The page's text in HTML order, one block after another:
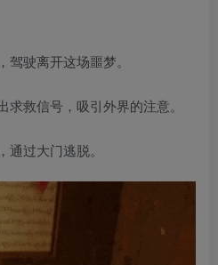
驶离开这场噩梦。
救信号，吸引外界的注意。
过大门逃脱。